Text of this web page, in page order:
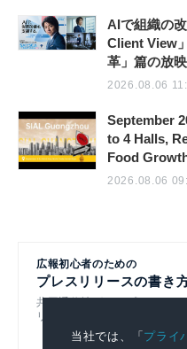
当社では、「プライ
AIで組織の
Client View
革」篇の放
2026.08.06
September
to 4 Halls,
Food
2026.08.06
広報初心者のための
プレスリリースの書き
共同通信社グループのノウハ
リースの基本的なポイントを